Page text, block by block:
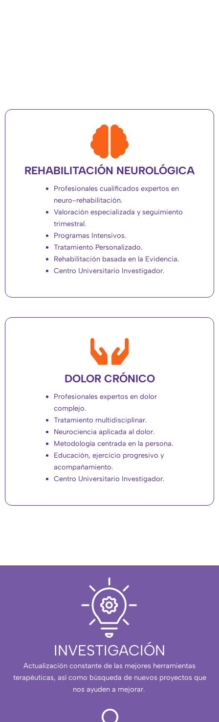
REHABILITACIÓN NEUROLÓGICA
Profesionales cualificados expertos en
neuro-rehabilitación.
Valoración especializada y seguimiento
trimestral.
Programas Intensivos.
Tratamiento Personalizado.
Rehabilitación basada en la Evidencia.
Centro Universitario Investigador.
DOLOR CRÓNICO
Profesionales expertos en dolor
complejo.
Tratamiento multidisciplinar.
Neurociencia aplicada al dolor.
Metodología centrada en la persona.
Educación, ejercicio progresivo y
acompañamiento.
Centro Universitario Investigador.
INVESTIGACIÓN
Actualización constante de las mejores herramientas
terapéuticas, así como búsqueda de nuevos proyectos que
nos ayuden a mejorar.